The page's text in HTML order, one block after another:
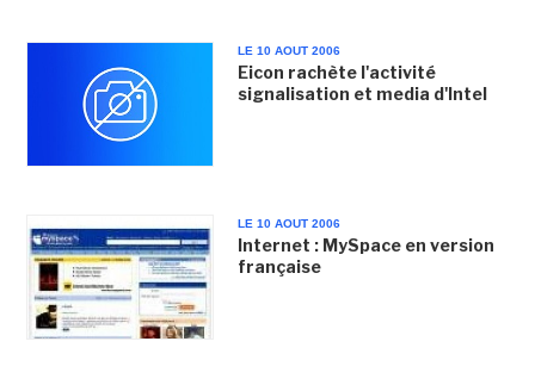
LE 10 AOUT 2006
Eicon rachète l'activité
signalisation et media d'Intel
LE 10 AOUT 2006
Internet : MySpace en version
française